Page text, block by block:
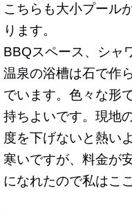
こちらも大小プール
ります。
BBQスペース、シャ
温泉の浴槽は石で作
でいます。色々な形
持ちよいです。現地
度を下げないと熱い
寒いですが、料金が
になれたので私はこ